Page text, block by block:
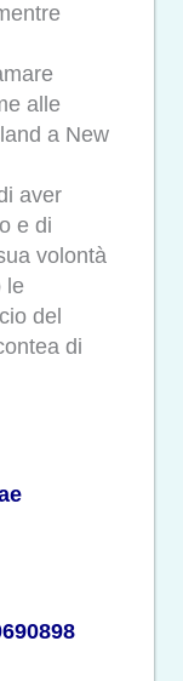
alle
a New
aver
e di
volontà
le
del
di